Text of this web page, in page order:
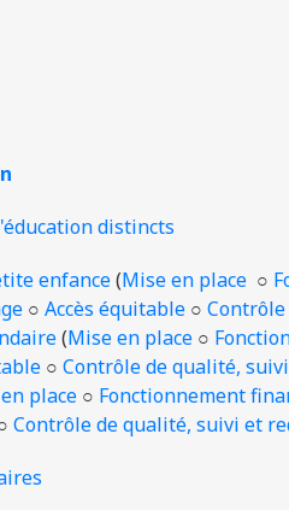
distincts
enfance(Mise en place ○
○ Accès équitable ○
(Mise en place ○
○ Contrôle de qualité,
place ○ Fonctionnement
Contrôle de qualité, suivi et